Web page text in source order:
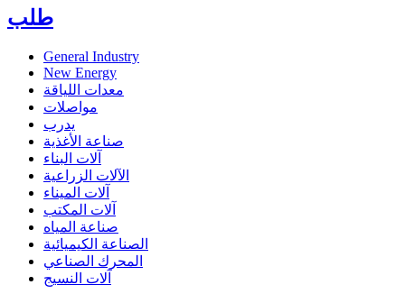
طلب
General Industry
New Energy
معدات اللياقة
مواصلات
يدرب
صناعة الأغذية
آلات البناء
الآلات الزراعية
آلات الميناء
آلات المكتب
صناعة المياه
الصناعة الكيميائية
المحرك الصناعي
آلات النسيج